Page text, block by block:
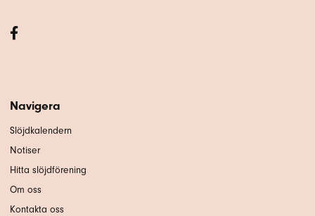
Navigera
Slöjdkalendern
Notiser
Hitta slöjdförening
Om oss
Kontakta oss